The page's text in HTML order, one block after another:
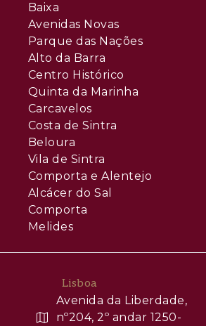
Baixa
Avenidas Novas
Parque das Nações
Alto da Barra
Centro Histórico
Quinta da Marinha
Carcavelos
Costa de Sintra
Beloura
Vila de Sintra
Comporta e Alentejo
Alcácer do Sal
Comporta
Melides
Lisboa
Avenida da Liberdade,
nº204, 2º andar 1250-